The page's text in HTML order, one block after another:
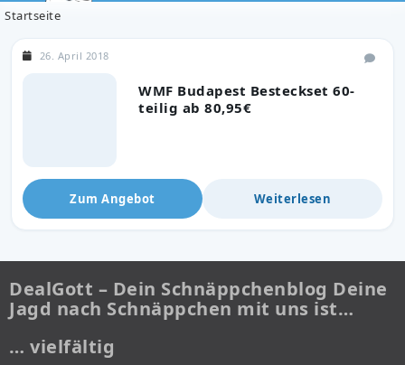
Startseite
WMF Budapest Besteckset 60-
teilig ab 80,95€
26. April 2018
Zum Angebot Weiterlesen
DealGott – Dein Schnäppchenblog Deine
Jagd nach Schnäppchen mit uns ist…
… vielfältig